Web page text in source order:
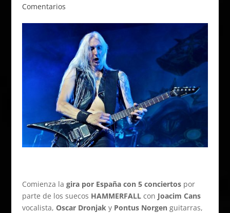
Comentarios
Comienza la gira por España con 5 conciertospor
parte de los suecos HAMMERFALLcon Joacim Cans
vocalista, Oscar Dronjaky Pontus Norgenguitarras,